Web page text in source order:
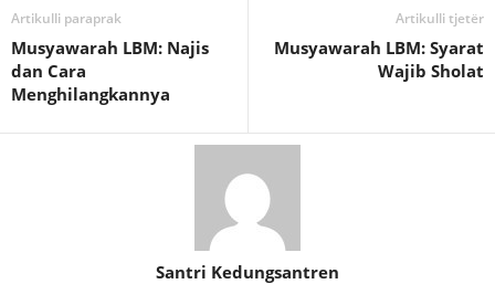
Artikulli paraprak
Musyawarah LBM: Najis
dan Cara
Menghilangkannya
Artikulli tjetër
Musyawarah LBM: Syarat
Wajib Sholat
Santri Kedungsantren